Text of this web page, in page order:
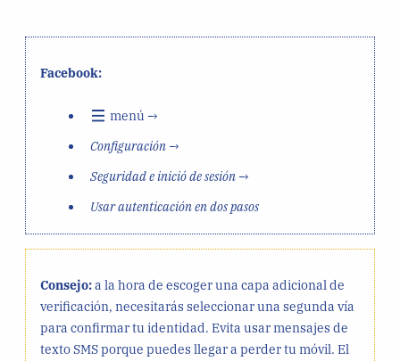
Facebook:
menú →
Configuración→
Seguridad e inició de sesión→
Usar autenticación en dos pasos
Consejo:a la hora de escoger una capa adicional de
verificación, necesitarás seleccionar una segunda vía
para confirmar tu identidad. Evita usar mensajes de
texto SMS porque puedes llegar a perder tu móvil. El